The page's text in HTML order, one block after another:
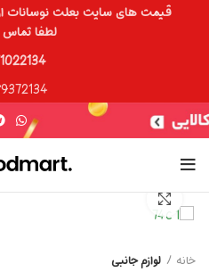
برای بزرگنمایی کلیک کنید
خانه لوازم جانبی
قیمت های سایت بعلت نوسانات
لطفا تماس